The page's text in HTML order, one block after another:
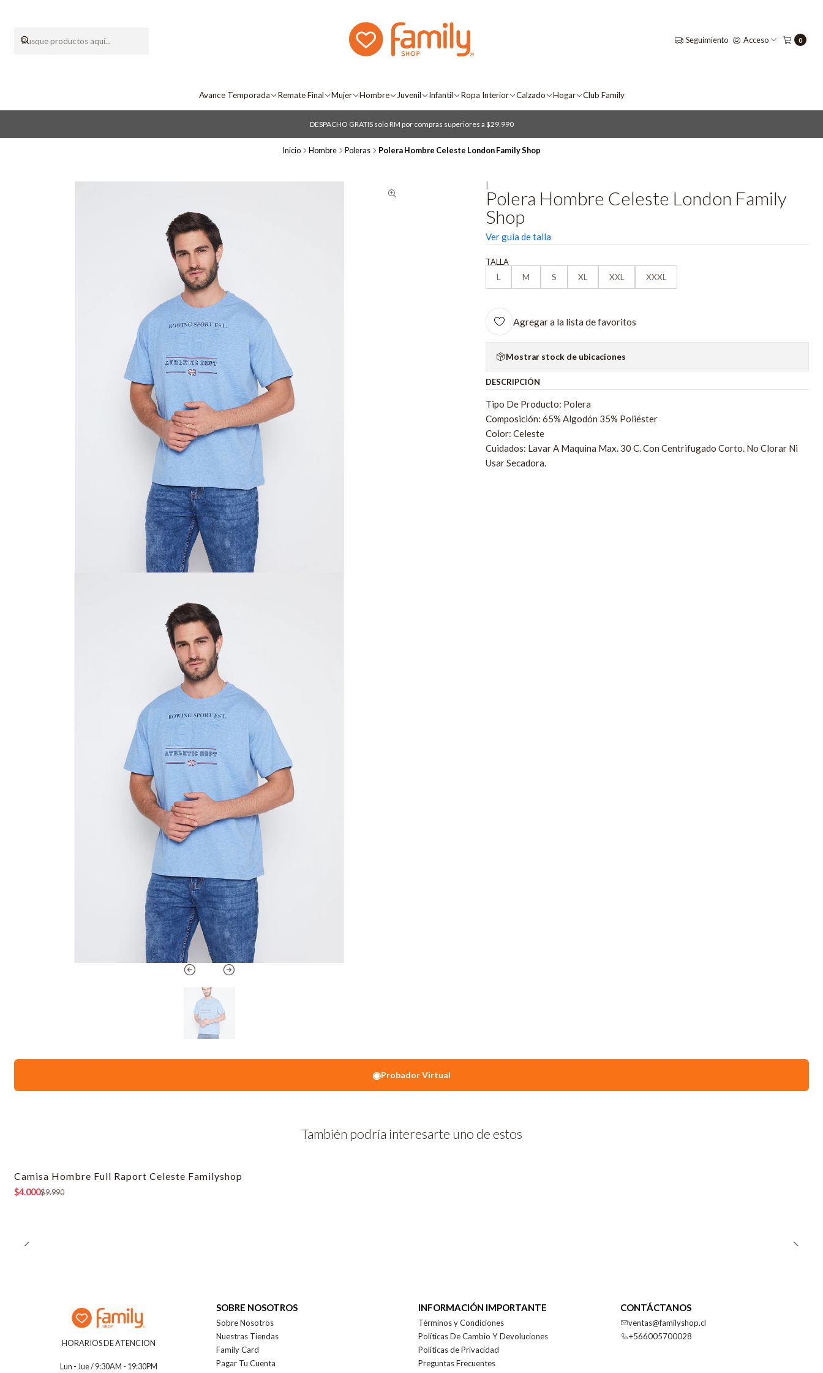
Seguimiento Acceso 0
Avance Temporada Remate Final Mujer Hombre Juvenil Infantil Ropa Interior Calzado Hogar Club Family
DESPACHO GRATIS solo RM por compras superiores a $29.990
Inicio Hombre Poleras Polera Hombre Celeste London Family Shop
Polera Hombre Celeste London Family
Shop
Ver guía de talla
TALLA
L
M S XL XXL XXXL
Agregar a la lista de favoritos
Mostrar stock de ubicaciones
DESCRIPCIÓN
Tipo De Producto: Polera
Composición: 65% Algodón 35% Poliéster
Color: Celeste
Cuidados: Lavar A Maquina Max. 30 C. Con Centrifugado Corto. No Clorar Ni
Usar Secadora.
◉Probador Virtual
También podría interesarte uno de estos
-60% OFF
Camisa Hombre Full Raport Celeste Familyshop
$4.000$9.990
HORARIOS DE ATENCION
Lun - Jue / 9:30AM - 19:30PM
SOBRE NOSOTROS
Sobre Nosotros
Nuestras Tiendas
Family Card
Pagar Tu Cuenta
INFORMACIÓN IMPORTANTE
Términos y Condiciones
Políticas De Cambio Y Devoluciones
Políticas de Privacidad
Preguntas Frecuentes
CONTÁCTANOS
ventas@familyshop.cl
+566005700028